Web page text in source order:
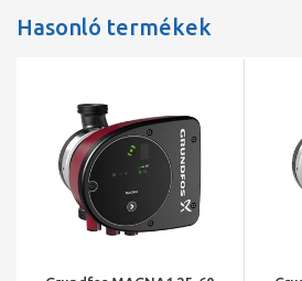
Hasonló termékek